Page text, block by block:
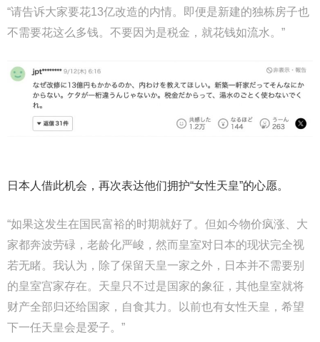
“请告诉大家要花13亿改造的内情。即便是新建的独栋房子也
不需要花这么多钱。不要因为是税金，就花钱如流水。”
日本人借此机会，再次表达他们拥护“女性天皇”的心愿。
“如果这发生在国民富裕的时期就好了。但如今物价疯涨、大
家都奔波劳碌，老龄化严峻，然而皇室对日本的现状完全视
若无睹。我认为，除了保留天皇一家之外，日本并不需要别
的皇室宫家存在。天皇只不过是国家的象征，其他皇室就将
财产全部归还给国家，自食其力。以前也有女性天皇，希望
下一任天皇会是爱子。”